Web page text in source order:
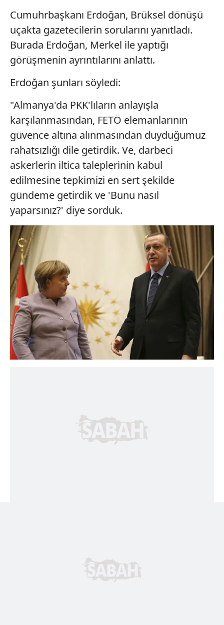
Cumuhrbaşkanı Erdoğan, Brüksel dönüşü
uçakta gazetecilerin sorularını yanıtladı.
Burada Erdoğan, Merkel ile yaptığı
görüşmenin ayrıntılarını anlattı.
Erdoğan şunları söyledi:
"Almanya'da PKK'lıların anlayışla
karşılanmasından, FETÖ elemanlarının
güvence altına alınmasından duyduğumuz
rahatsızlığı dile getirdik. Ve, darbeci
askerlerin iltica taleplerinin kabul
edilmesine tepkimizi en sert şekilde
gündeme getirdik ve 'Bunu nasıl
yaparsınız?' diye sorduk.